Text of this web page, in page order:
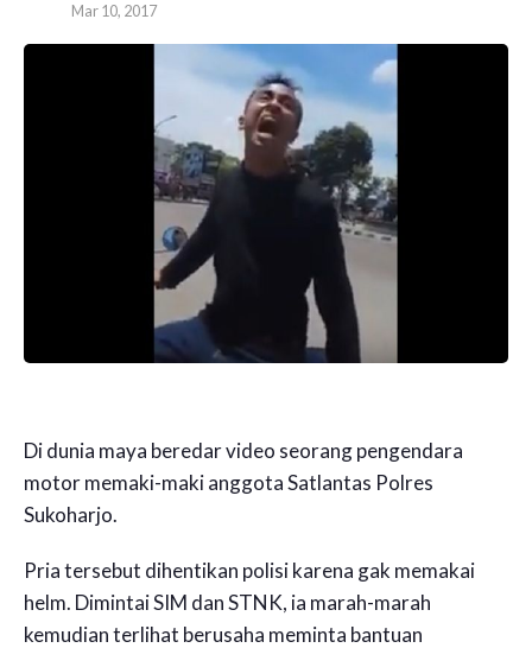
Mar 10, 2017
Di dunia maya beredar video seorang pengendara
motor memaki-maki anggota Satlantas Polres
Sukoharjo.
Pria tersebut dihentikan polisi karena gak memakai
helm. Dimintai SIM dan STNK, ia marah-marah
kemudian terlihat berusaha meminta bantuan